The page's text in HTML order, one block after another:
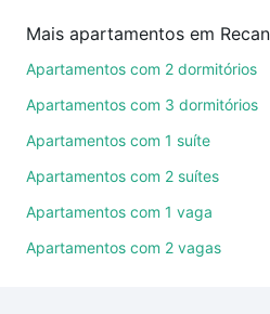
de imóveis.
Como escolher um imóvel?
ruas, bairros e até
também pode usar os filtros
quartos, suítes, com ou sem
comodidades, como piscina,
Apartamentos com 2 dormitórios
Apartamentos com 3 dormitórios
Apartamentos com 1 suíte
Apartamentos com 2 suítes
Apartamentos com 1 vaga
Apartamentos com 2 vagas